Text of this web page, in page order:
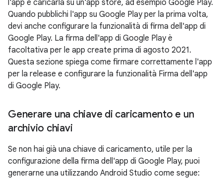
l'app e caricarla su un'app store, ad esempio Google Play.
Quando pubblichi l'app su Google Play per la prima volta,
devi anche configurare la funzionalità di firma dell'app di
Google Play. La firma dell'app di Google Play è
facoltativa per le app create prima di agosto 2021.
Questa sezione spiega come firmare correttamente l'app
per la release e configurare la funzionalità Firma dell'app
di Google Play.
Generare una chiave di caricamento e un
archivio chiavi
Se non hai già una chiave di caricamento, utile per la
configurazione della firma dell'app di Google Play, puoi
generarne una utilizzando Android Studio come segue: